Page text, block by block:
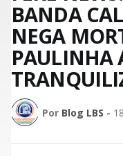
BANDA
NEGA
PAULINHA
Por Blog LBS -